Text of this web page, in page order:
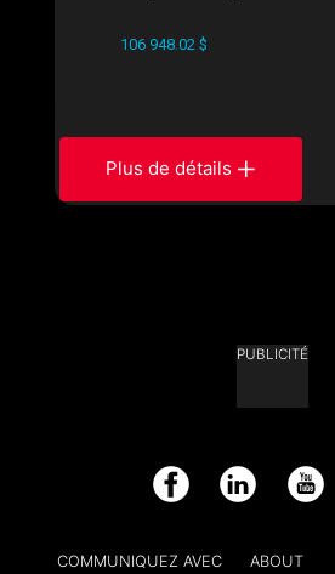
106 948.02 $
Plus de détails
PUBLICITÉ
Facebook LinkedIn YouTube
COMMUNIQUEZ AVEC
ABOUT